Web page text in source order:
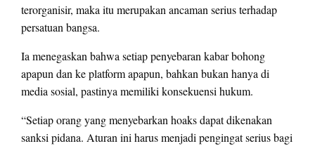
terorganisir, maka itu merupakan ancaman serius terhadap
persatuan bangsa.
Ia menegaskan bahwa setiap penyebaran kabar bohong
apapun dan ke platform apapun, bahkan bukan hanya di
media sosial, pastinya memiliki konsekuensi hukum.
“Setiap orang yang menyebarkan hoaks dapat dikenakan
sanksi pidana. Aturan ini harus menjadi pengingat serius bagi